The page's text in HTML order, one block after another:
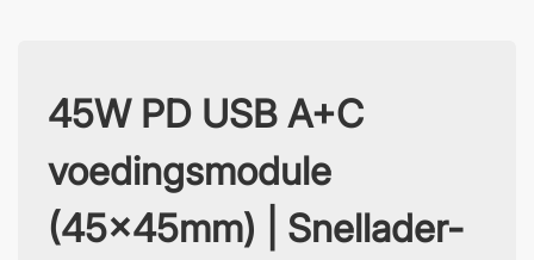
45W PD USB A+C
voedingsmodule
(45x45mm) | Snellader-